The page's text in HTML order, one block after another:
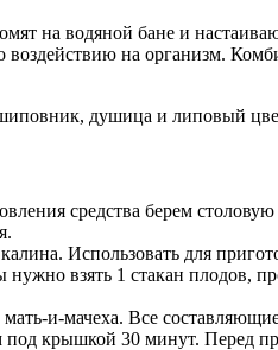
на водяной бане и
воздействию на организм.
душица и липовый
средства берем
Использовать для
взять 1 стакан плодов,
и-мачеха. Все
под крышкой 30 минут.